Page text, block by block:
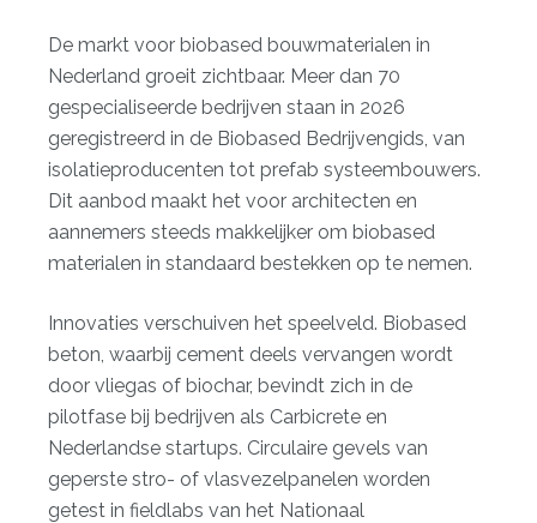
De markt voor biobased bouwmaterialen in
Nederland groeit zichtbaar. Meer dan 70
gespecialiseerde bedrijven staan in 2026
geregistreerd in de Biobased Bedrijvengids, van
isolatieproducenten tot prefab systeembouwers.
Dit aanbod maakt het voor architecten en
aannemers steeds makkelijker om biobased
materialen in standaard bestekken op te nemen.
Innovaties verschuiven het speelveld. Biobased
beton, waarbij cement deels vervangen wordt
door vliegas of biochar, bevindt zich in de
pilotfase bij bedrijven als Carbicrete en
Nederlandse startups. Circulaire gevels van
geperste stro- of vlasvezelpanelen worden
getest in fieldlabs van het Nationaal